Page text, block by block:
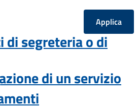
di segreteria o di
di un servizio